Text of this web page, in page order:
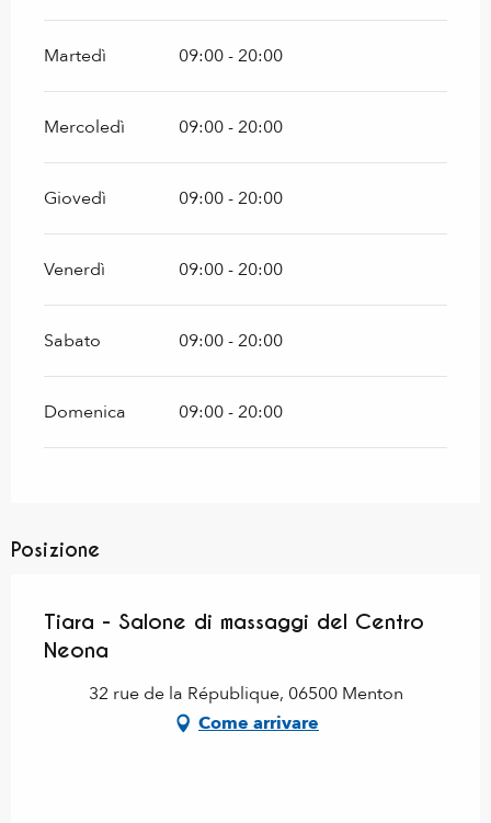
Martedì 09:00 - 20:00
Mercoledì 09:00 - 20:00
Giovedì 09:00 - 20:00
Venerdì 09:00 - 20:00
Sabato 09:00 - 20:00
Domenica 09:00 - 20:00
Posizione
Tiara - Salone di massaggi del Centro
Neona
32 rue de la République, 06500 Menton
Come arrivare